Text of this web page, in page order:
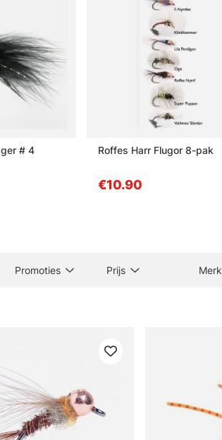
# 4 Roffes Harr Flugor 8-pak
€10.90
Promoties Prijs Merk